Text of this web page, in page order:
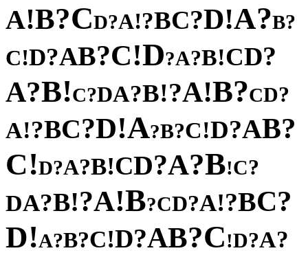
A!B?CD?A!?BC?D!A?B?
C!D?AB?C!D?A?B!CD?
A?B!C?DA?B!?A!B?CD?
A!?BC?D!A?B?C!D?AB?
C!D?A?B!CD?A?B!C?
DA?B!?A!B?CD?A!?BC?
D!A?B?C!D?AB?C!D?A?